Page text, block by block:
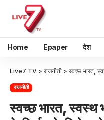
Home Epaper देश
Live7 TV > राजनीती > स्वच्छ भारत,
राजनीती
स्वच्छ भारत, स्वस्थ